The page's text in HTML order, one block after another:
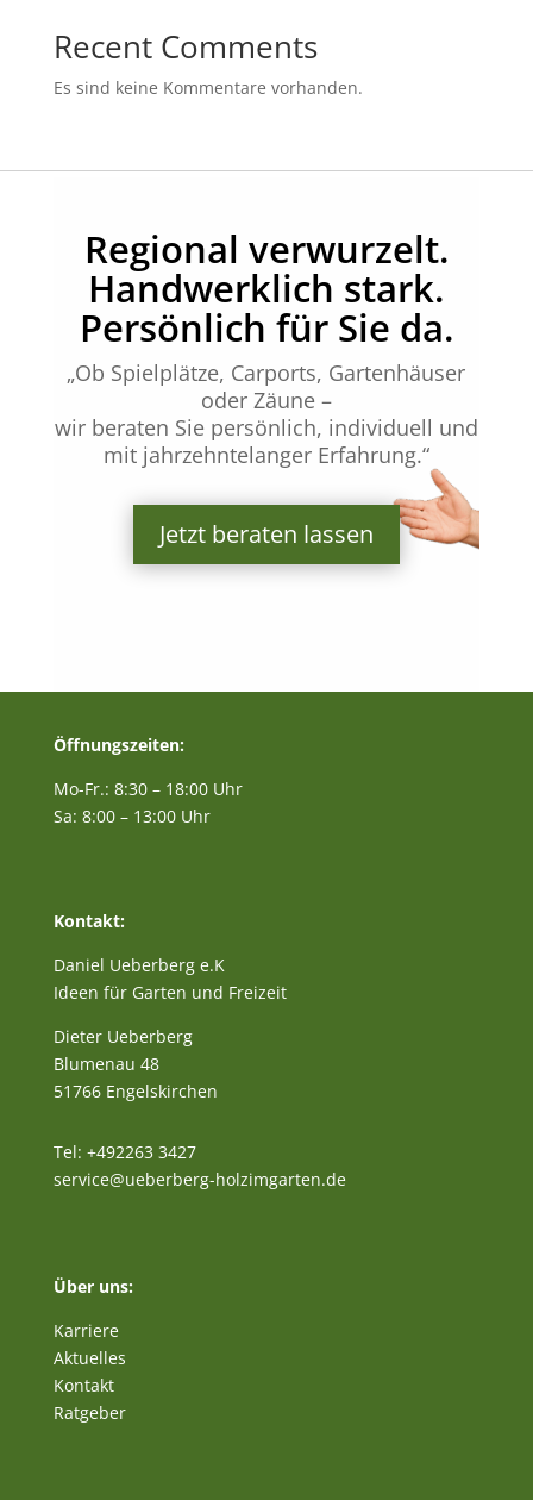
Recent Comments
Es sind keine Kommentare vorhanden.
Regional verwurzelt.
Handwerklich stark.
Persönlich für Sie da.
„Ob Spielplätze, Carports, Gartenhäuser
oder Zäune –
wir beraten Sie persönlich, individuell und
mit jahrzehntelanger Erfahrung.“
Jetzt beraten lassen
Öffnungszeiten:
Mo-Fr.: 8:30 – 18:00 Uhr
Sa: 8:00 – 13:00 Uhr
Kontakt:
Daniel Ueberberg e.K
Ideen für Garten und Freizeit
Dieter Ueberberg
Blumenau 48
51766 Engelskirchen
Tel: +492263 3427
service@ueberberg-holzimgarten.de
Über uns:
Karriere
Aktuelles
Kontakt
Ratgeber